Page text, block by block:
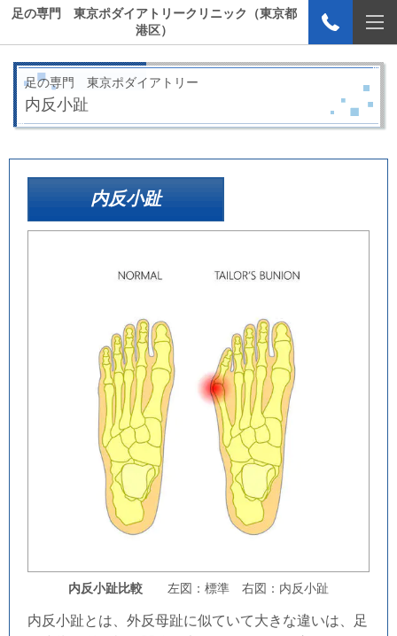
足の専門 東京ポダイアトリークリニック（東京都
港区）
足の専門 東京ポダイアトリー
内反小趾
内反小趾
内反小趾比較 左図：標準 右図：内反小趾
内反小趾とは、外反母趾に似ていて大きな違いは、足